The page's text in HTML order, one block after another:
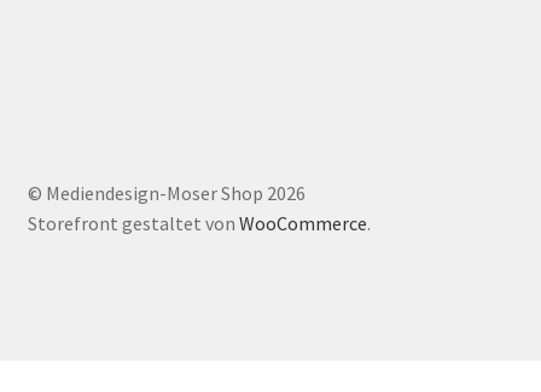
© Mediendesign-Moser Shop 2026
Storefront gestaltet von WooCommerce.